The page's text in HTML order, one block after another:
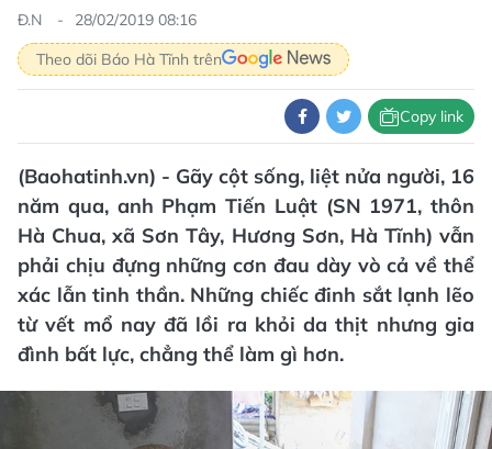
Đ.N
28/02/2019 08:16
Theo dõi Báo Hà Tĩnh trên
Copy link
(Baohatinh.vn) - Gãy cột sống, liệt nửa người, 16
năm qua, anh Phạm Tiến Luật (SN 1971, thôn
Hà Chua, xã Sơn Tây, Hương Sơn, Hà Tĩnh) vẫn
phải chịu đựng những cơn đau dày vò cả về thể
xác lẫn tinh thần. Những chiếc đinh sắt lạnh lẽo
từ vết mổ nay đã lồi ra khỏi da thịt nhưng gia
đình bất lực, chẳng thể làm gì hơn.